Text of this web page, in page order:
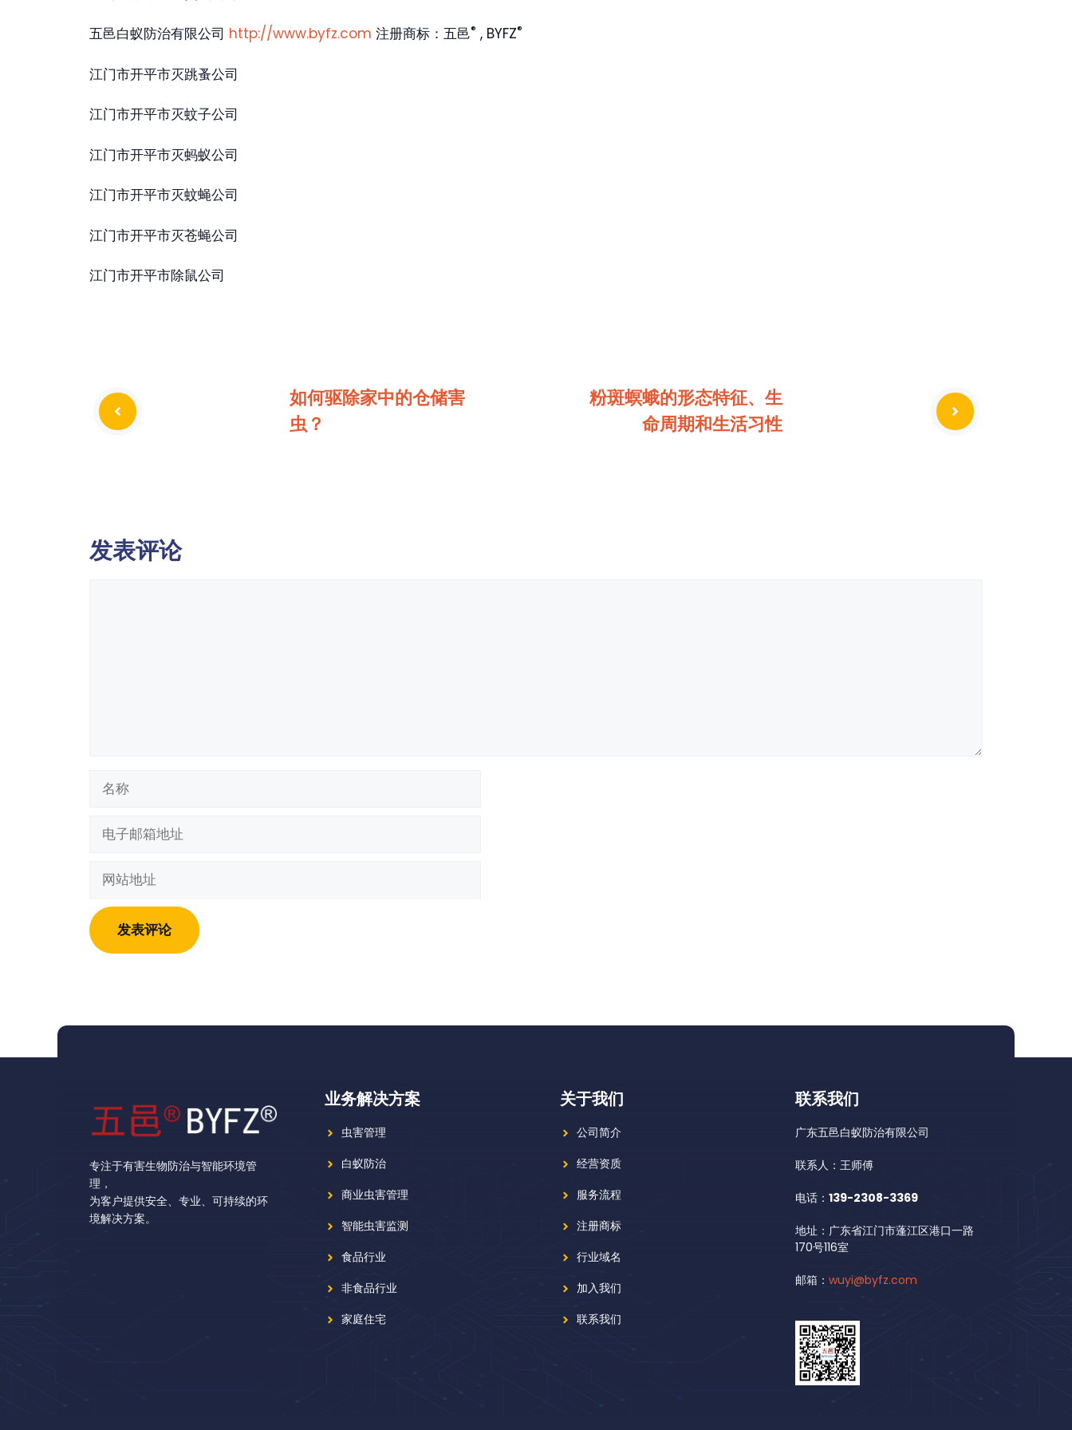
五邑白蚁防治有限公司 http://www.byfz.com 注册商标：五邑® , BYFZ®
江门市开平市灭跳蚤公司
江门市开平市灭蚊子公司
江门市开平市灭蚂蚁公司
江门市开平市灭蚊蝇公司
江门市开平市灭苍蝇公司
江门市开平市除鼠公司
如何驱除家中的仓储害
虫？
粉斑螟蛾的形态特征、生
命周期和生活习性
发表评论
地
址
地
址
专注于有害生物防治与智能环境管
理，
为客户提供安全、专业、可持续的环
境解决方案。
业务解决方案
虫害管理
白蚁防治
商业虫害管理
智能虫害监测
食品行业
非食品行业
家庭住宅
关于我们
公司简介
经营资质
服务流程
注册商标
行业域名
加入我们
联系我们
联系我们
广东五邑白蚁防治有限公司
联系人：王师傅
电话： 139-2308-3369
地址：广东省江门市蓬江区港口一路
170号116室
邮箱： wuyi@byfz.com